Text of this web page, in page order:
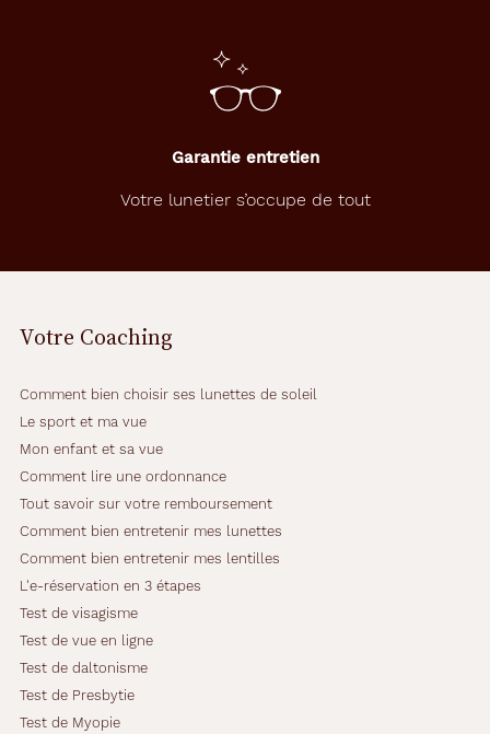
Garantie entretien
Votre lunetier s’occupe de tout
Votre Coaching
Comment bien choisir ses lunettes de soleil
Le sport et ma vue
Mon enfant et sa vue
Comment lire une ordonnance
Tout savoir sur votre remboursement
Comment bien entretenir mes lunettes
Comment bien entretenir mes lentilles
L'e-réservation en 3 étapes
Test de visagisme
Test de vue en ligne
Test de daltonisme
Test de Presbytie
Test de Myopie